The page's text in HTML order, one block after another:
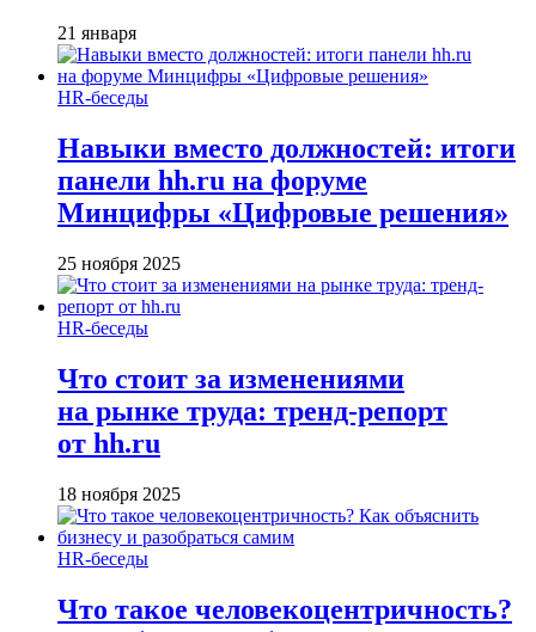
21 января
HR-беседы
Навыки вместо должностей: итоги
панели hh.ru на форуме
Минцифры «Цифровые решения»
25 ноября 2025
HR-беседы
Что стоит за изменениями
на рынке труда: тренд-репорт
от hh.ru
18 ноября 2025
HR-беседы
Что такое человеко­центричность?